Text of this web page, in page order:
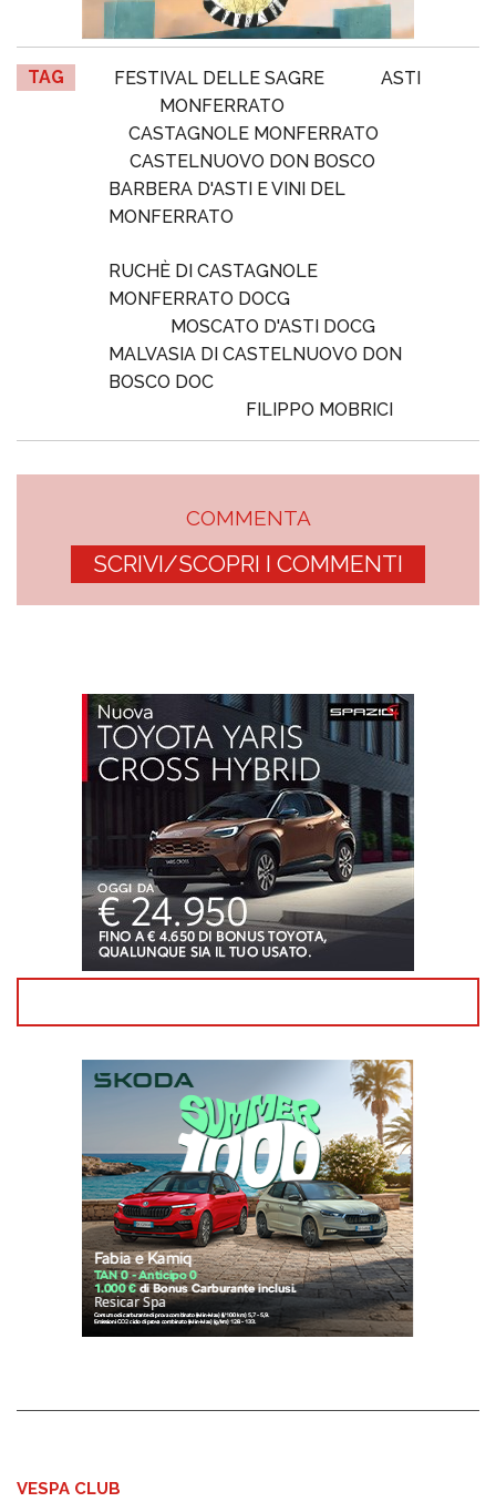
TAG FESTIVAL DELLE SAGRE
ASTI
MONFERRATO
CASTAGNOLE MONFERRATO
CASTELNUOVO DON BOSCO
BARBERA D'ASTI E VINI DEL
MONFERRATO
RUCHÈ DI CASTAGNOLE
MONFERRATO DOCG
MOSCATO D'ASTI DOCG
MALVASIA DI CASTELNUOVO DON
BOSCO DOC
FILIPPO MOBRICI
COMMENTA
SCRIVI/SCOPRI I COMMENTI
VESPA CLUB